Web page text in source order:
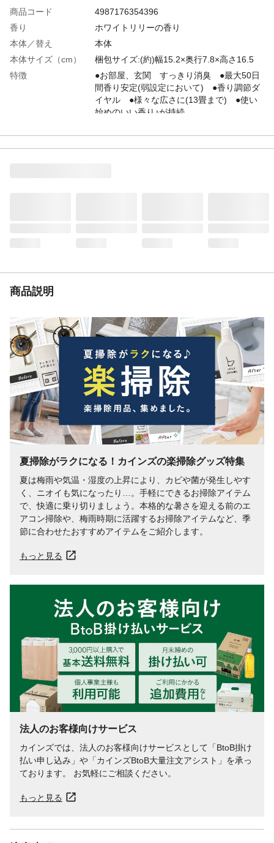
商品コード
4987176354396
香り
ホワイトリリーの香り
本体／替え
本体
本体サイズ（cm）
梱包サイズ:(約)幅15.2×奥行7.8×高さ16.5
特徴
●お部屋、玄関 すっきり消臭 ●最大50日
間香り安定(弱設定において) ●香り調節ダ
イヤル ●様々な広さに(13畳まで) ●使い
始めのいい香り♪が持続
●二股コンセントや延長コードは使用不可。
●用途以外に使用しない。●子どもやペット
に触れさせない。●認知症の方などの誤飲を
防ぐため、置き場所に注意する。●皮膚や目
に刺激を与える可能性がある。など
生産国
中国
使用期間の目安
最大50日間(弱設定において)
使用場所
商品説明
夏掃除がラクになる！カインズの楽掃除グッズ特集
夏は梅雨や気温・湿度の上昇により、カビや菌が発生しやす
く、ニオイも気になったり…。手軽にできるお掃除アイテム
で、快適に乗り切りましょう。本格的な暑さを迎える前のエ
アコン掃除や、梅雨時期に活躍するお掃除アイテムなど、季
節に合わせたおすすめアイテムをご紹介します。
もっと見る
法人のお客様向けサービス
カインズでは、法人のお客様向けサービスとして「BtoB掛け
払い申し込み」や「カインズBtoB大量注文アシスト」を承っ
ております。 お気軽にご相談ください。
もっと見る